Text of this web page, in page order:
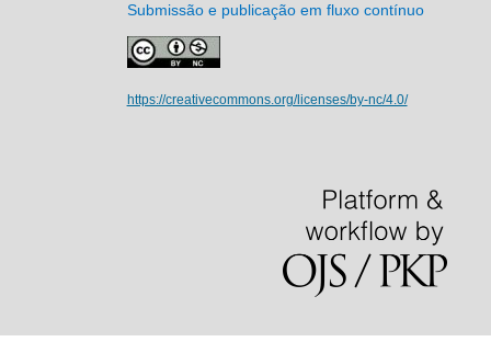
Submissão e publicação em fluxo contínuo
https://creativecommons.org/licenses/by-nc/4.0/